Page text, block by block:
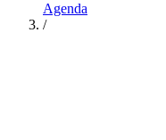
Agenda
/